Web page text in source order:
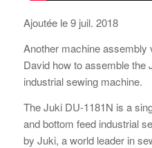
Ajoutée le 9 juil. 2018
Another machine assembly
David how to assemble the
industrial sewing machine.
The Juki DU-1181N is a
and bottom feed industrial
by Juki, a world leader in